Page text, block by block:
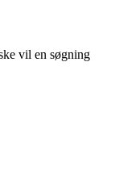
vil en søgning